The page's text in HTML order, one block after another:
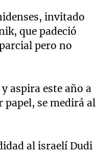
invitado
que padeció
pero no
aspira este año a
se medirá al
al israelí Dudi